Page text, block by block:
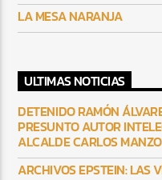
LA MESA NARANJA
ULTIMAS NOTICIAS
DETENIDO RAMÓN
PRESUNTO AUTOR
ALCALDE CARLOS MANZO
ARCHIVOS EPSTEIN: LAS